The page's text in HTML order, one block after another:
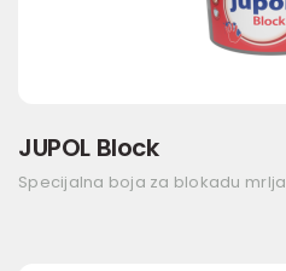
JUPOL Block
Specijalna boja za blokadu mrlja